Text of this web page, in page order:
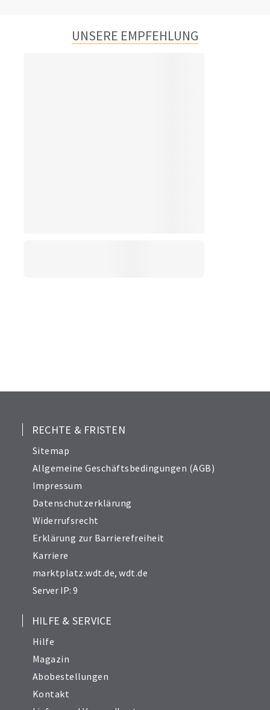
UNSERE EMPFEHLUNG
RECHTE & FRISTEN
Sitemap
Allgemeine Geschäftsbedingungen (AGB)
Impressum
Datenschutzerklärung
Widerrufsrecht
Erklärung zur Barrierefreiheit
Karriere
marktplatz.wdt.de,wdt.de
Server IP: 9
HILFE & SERVICE
Hilfe
Magazin
Abobestellungen
Kontakt